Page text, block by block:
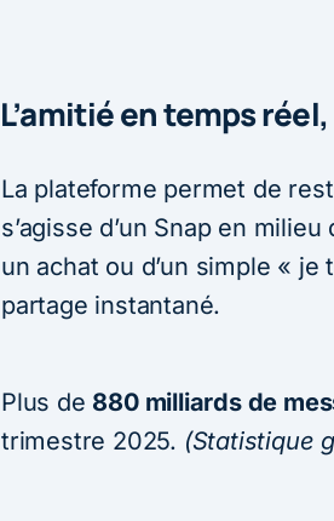
L’amitié en temps
La plateforme permet de
s’agisse d’un Snap en
un achat ou d’un simple «
partage instantané.
Plus de 880 milliards de
trimestre 2025. (Statistique